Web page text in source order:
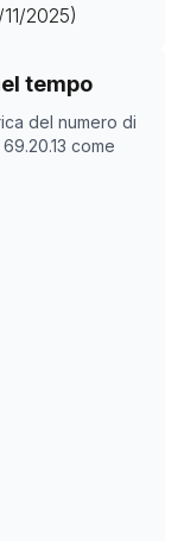
2025)
tempo
del numero di
69.20.13 come
ATECO
2808